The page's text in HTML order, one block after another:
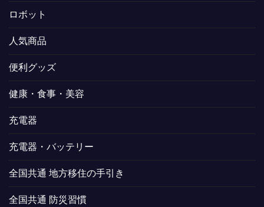
ロボット
人気商品
便利グッズ
健康・食事・美容
充電器
充電器・バッテリー
全国共通 地方移住の手引き
全国共通 防災習慣